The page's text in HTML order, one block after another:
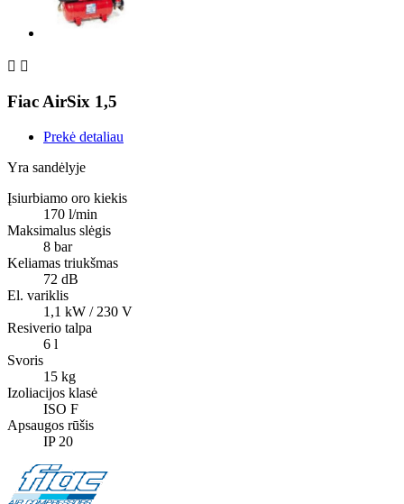
 
Fiac AirSix 1,5
Prekė detaliau
Yra sandėlyje
Įsiurbiamo oro kiekis
170 l/min
Maksimalus slėgis
8 bar
Keliamas triukšmas
72 dB
El. variklis
1,1 kW / 230 V
Resiverio talpa
6 l
Svoris
15 kg
Izoliacijos klasė
ISO F
Apsaugos rūšis
IP 20